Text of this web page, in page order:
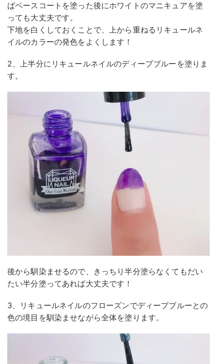
ばベースコートを塗った後にホワイトのマニキュアを塗
っても大丈夫です。
下地を白くしておくことで、上から重ねるリキュールネ
イルのカラーの発色をよくします！
2、上半分にリキュールネイルのディープブルーを塗りま
す。
後から馴染ませるので、きっちり半分塗らなくてもだい
たい半分塗ってあれば大丈夫です！
3、リキュールネイルのフローズンでディープブルーとの
色の境目を馴染ませながら全体を塗ります。